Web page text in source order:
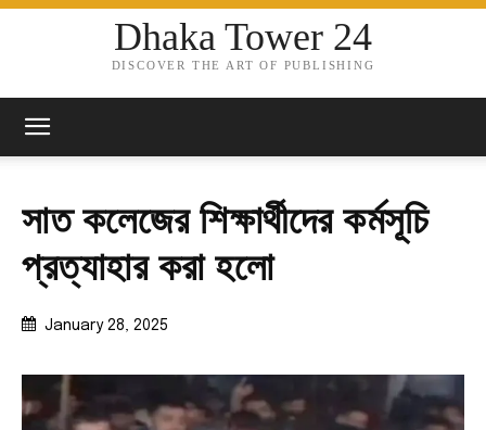
Dhaka Tower 24
DISCOVER THE ART OF PUBLISHING
সাত কলেজের শিক্ষার্থীদের কর্মসূচি
প্রত্যাহার করা হলো
January 28, 2025